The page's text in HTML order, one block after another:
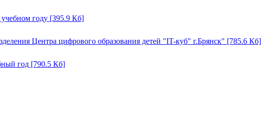
году [395.9 Кб]
Центра цифрового образования детей "IT-куб" г.Брянск" [785.6 Кб]
год [790.5 Кб]